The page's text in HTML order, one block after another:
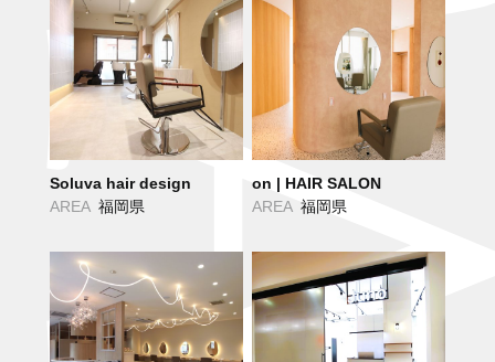
Soluva hair design
AREA 福岡県
on | HAIR SALON
AREA 福岡県